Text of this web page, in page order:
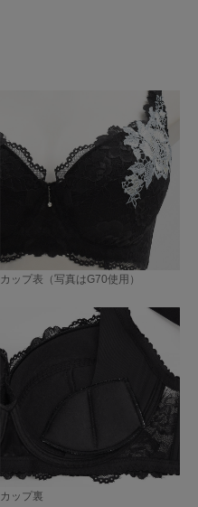
カップ表（写真はG70使用）
カップ裏